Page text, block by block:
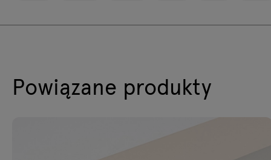
Powiązane produkty